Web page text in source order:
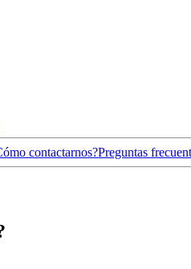
contactarnos?Preguntas